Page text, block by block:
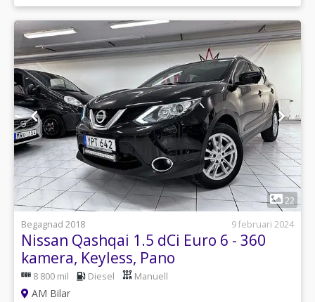
1
22
Begagnad 2018
9 februari 2024
Nissan Qashqai 1.5 dCi Euro 6 - 360
kamera, Keyless, Pano
8 800 mil Diesel Manuell
AM Bilar